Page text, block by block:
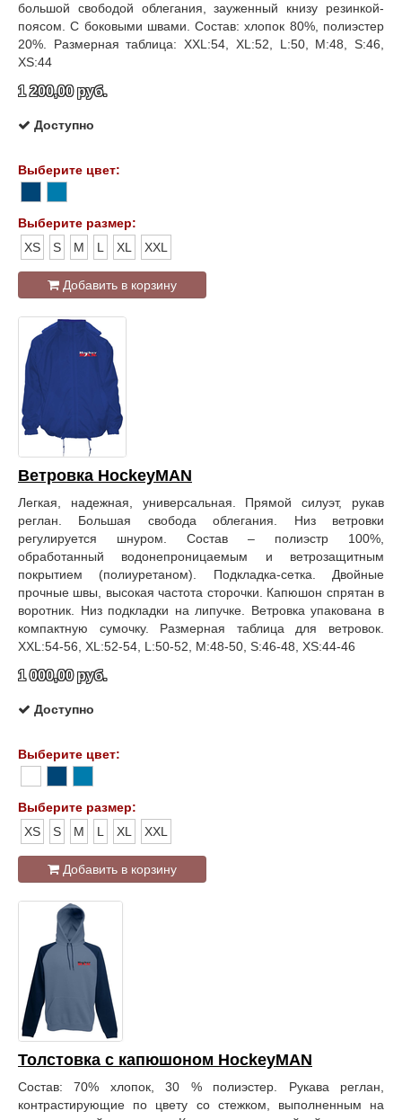
большой свободой облегания, зауженный книзу резинкой-
поясом. С боковыми швами. Состав: хлопок 80%, полиэстер
20%. Размерная таблица: XXL:54, XL:52, L:50, M:48, S:46,
XS:44
1 200,00 руб.
Доступно
Выберите цвет:
Выберите размер:
XS
S M L XL XXL
Добавить в корзину
Ветровка HockeyMAN
Легкая, надежная, универсальная. Прямой силуэт, рукав
реглан. Большая свобода облегания. Низ ветровки
регулируется шнуром. Состав – полиэстр 100%,
обработанный водонепроницаемым и ветрозащитным
покрытием (полиуретаном). Подкладка-сетка. Двойные
прочные швы, высокая частота сторочки. Капюшон спрятан в
воротник. Низ подкладки на липучке. Ветровка упакована в
компактную сумочку. Размерная таблица для ветровок.
XXL:54-56, XL:52-54, L:50-52, M:48-50, S:46-48, XS:44-46
1 000,00 руб.
Доступно
Выберите цвет:
Выберите размер:
XS
S M L XL XXL
Добавить в корзину
Толстовка с капюшоном HockeyMAN
Состав: 70% хлопок, 30 % полиэстер. Рукава реглан,
контрастирующие по цвету со стежком, выполненным на